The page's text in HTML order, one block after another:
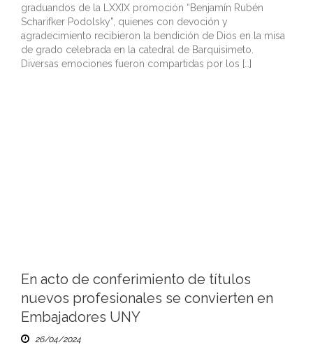
graduandos de la LXXIX promoción “Benjamín Rubén
Scharifker Podolsky”, quienes con devoción y
agradecimiento recibieron la bendición de Dios en la misa
de grado celebrada en la catedral de Barquisimeto.
Diversas emociones fueron compartidas por los […]
En acto de conferimiento de títulos
nuevos profesionales se convierten en
Embajadores UNY
26/04/2024